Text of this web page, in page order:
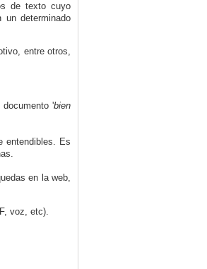
de texto cuyo
determinado
entre otros,
'bien
entendibles. Es
en la web,
voz, etc).